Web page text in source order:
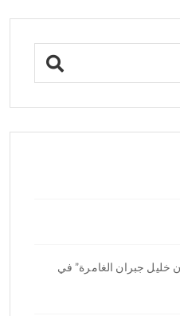
خليل جبران الغامرة” في